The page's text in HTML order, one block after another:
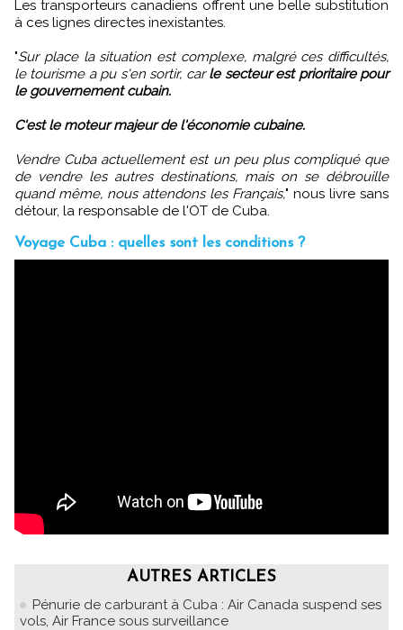
Les transporteurs canadiens offrent une belle substitution
à ces lignes directes inexistantes.
"Sur place la situation est complexe, malgré ces difficultés,
le tourisme a pu s'en sortir, carle secteur est prioritaire pour
le gouvernement cubain.
C'est le moteur majeur de l'économie cubaine.
Vendre Cuba actuellement est un peu plus compliqué que
de vendre les autres destinations, mais on se débrouille
quand même, nous attendons les Français," nous livre sans
détour, la responsable de l'OT de Cuba.
Voyage Cuba : quelles sont les conditions ?
AUTRES ARTICLES
Pénurie de carburant à Cuba : Air Canada suspend ses
vols, Air France sous surveillance